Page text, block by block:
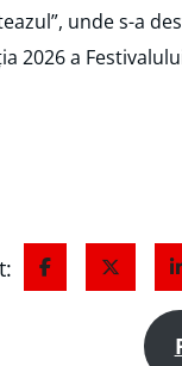
unde s-a
2026 a